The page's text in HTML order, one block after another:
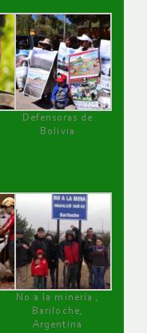
Defensoras de
Bolivia
No a la minería ,
Bariloche,
Argentina